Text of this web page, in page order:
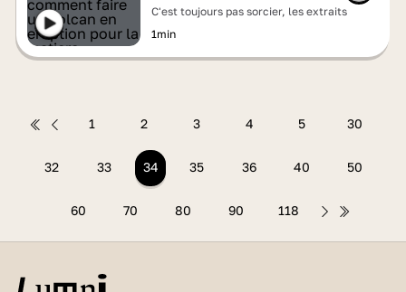
C'est toujours pas sorcier, les extraits
1min
1 2 3 4 5 30
32 33 34 35 36 40 50
60 70 80 90 118